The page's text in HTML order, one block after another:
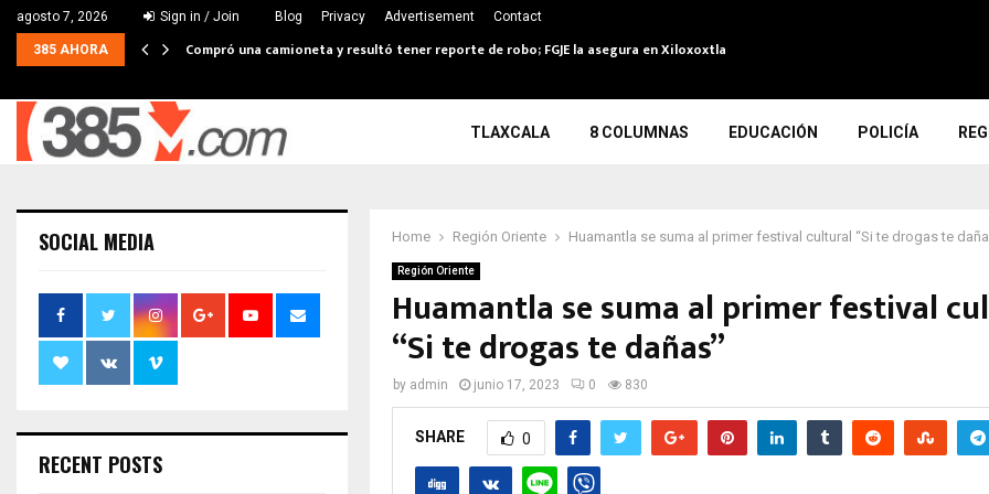
agosto 7, 2026 Sign in / Join Blog Privacy Advertisement Contact
385 AHORA Compró una camioneta y resultó tener reporte de robo; FGJE la asegura en Xiloxoxtla
TLAXCALA 8 COLUMNAS EDUCACIÓN POLICÍA
Home Región Oriente Huamantla se suma al primer festival cultural “Si te drogas te
Región Oriente
Huamantla se suma al primer festival
“Si te drogas te dañas”
by admin junio 17, 2023 0 830
SHARE 0
SOCIAL MEDIA
RECENT POSTS